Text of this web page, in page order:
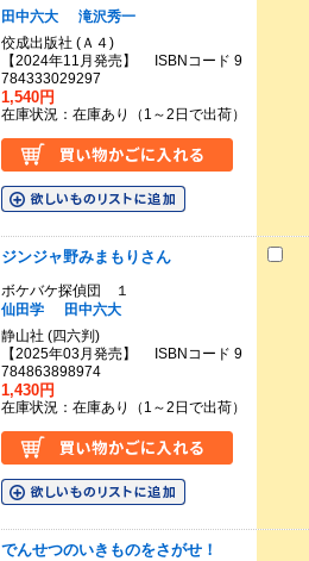
田中六大
滝沢秀一
佼成出版社 (Ａ４)
【2024年11月発売】 ISBNコード 9
784333029297
1,540円
在庫状況：在庫あり（1～2日で出荷）
ジンジャ野みまもりさん
ボケバケ探偵団 １
仙田学
田中六大
静山社 (四六判)
【2025年03月発売】 ISBNコード 9
784863898974
1,430円
在庫状況：在庫あり（1～2日で出荷）
でんせつのいきものをさがせ！